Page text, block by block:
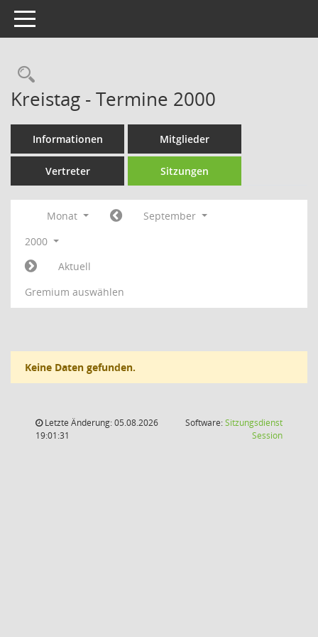
Toggle navigation
Rechercheauswahl
Kreistag - Termine 2000
Informationen Mitglieder
Vertreter Sitzungen
Monat
September
2000
Aktuell
Gremium auswählen
Keine Daten gefunden.
Letzte Änderung: 05.08.2026
19:01:31
Software:Sitzungsdienst
Session(Wird in